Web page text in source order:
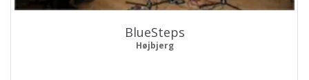
BlueSteps
Højbjerg